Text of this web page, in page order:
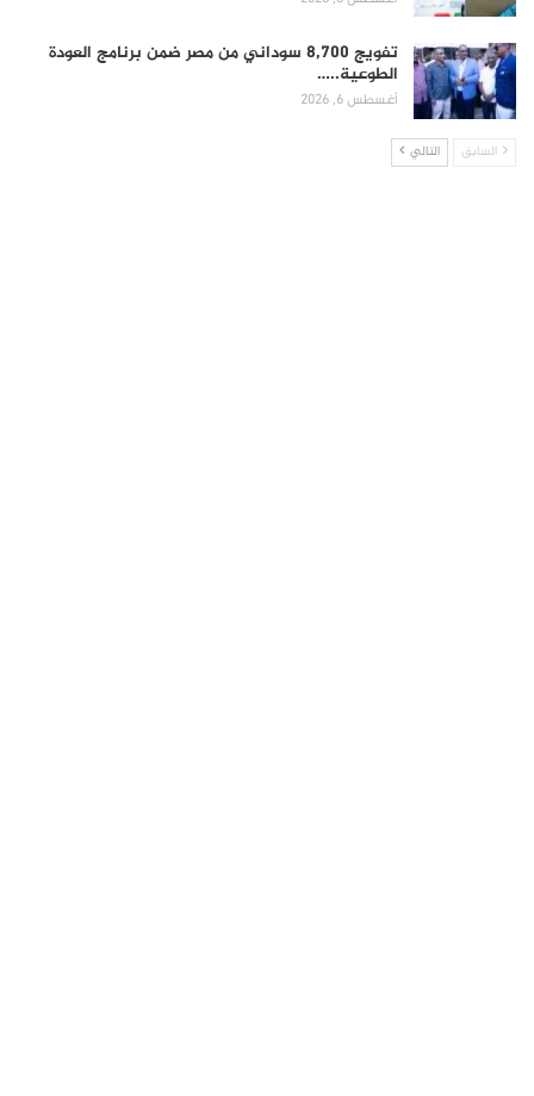
تفويج 8,700 سوداني من مصر ضمن برنامج العودة
الطوعية..…
أغسطس 6, 2026
السابق التالي